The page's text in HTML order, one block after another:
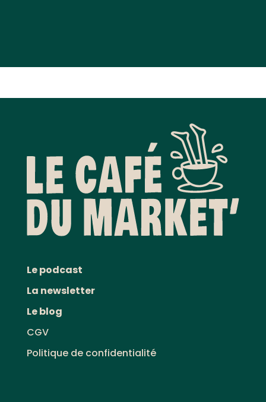
Le podcast
La newsletter
Le blog
CGV
Politique de confidentialité